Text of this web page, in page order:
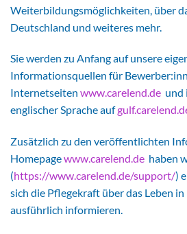
Weiterbildungsmöglichkeiten, über
Deutschland und weiteres mehr.
Sie werden zu Anfang auf unsere
Informationsquellen für
Internetseiten www.carelend.de und
englischer Sprache auf
Zusätzlich zu den veröffentlichten
Homepagewww.carelend.de haben
(https://www.carelend.de/support/)
sich die Pflegekraft über das Leben
ausführlich informieren.